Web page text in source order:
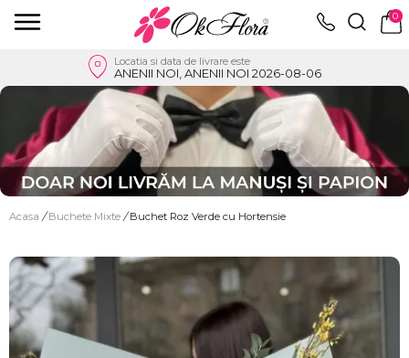
0
Locatia si data de livrare este
ANENII NOI, ANENII NOI 2026-08-06
Acasa / Buchete Mixte / Buchet Roz Verde cu Hortensie